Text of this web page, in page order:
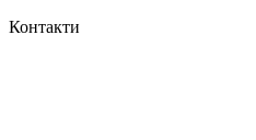
Контакти